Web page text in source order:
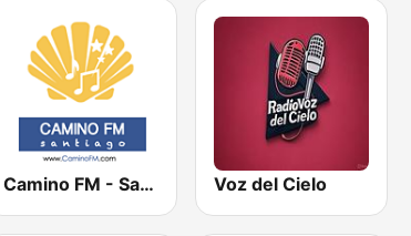
Camino FM - Santiago, Spain Voz del Cielo